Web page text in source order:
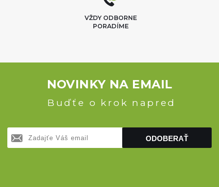
VŽDY ODBORNE
PORADÍME
NOVINKY NA EMAIL
Buďťe o krok napred
ODOBERAŤ